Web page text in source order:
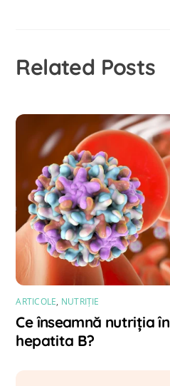
Related Posts
ARTICOLE, NUTRIȚIE
Ce înseamnă nutriția în
hepatita B?